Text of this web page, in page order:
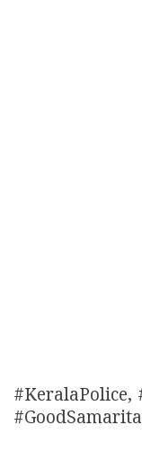
#KeralaPolice,